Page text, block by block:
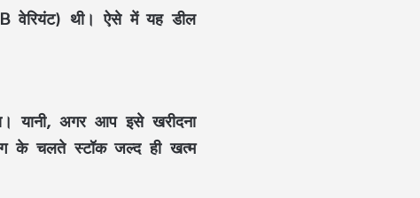
वेरियंट) थी। ऐसे में यह डील
यानी, अगर आप इसे खरीदना
के चलते स्टॉक जल्द ही खत्म